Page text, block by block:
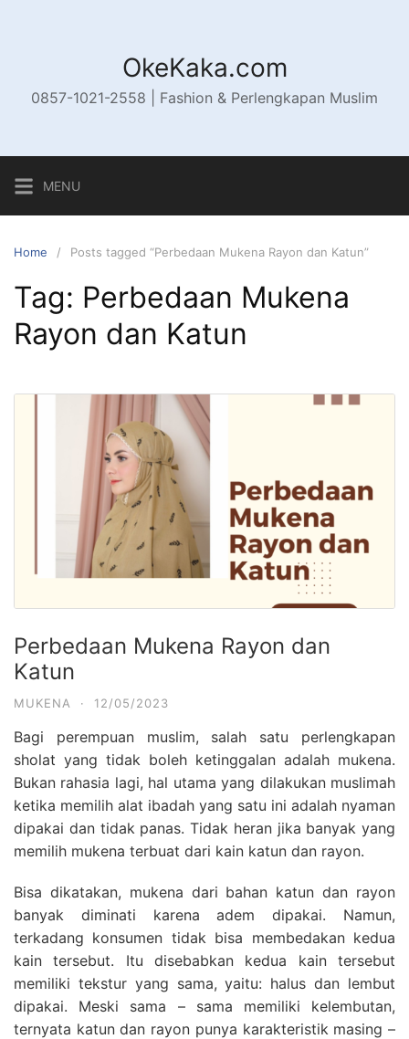
OkeKaka.com
0857-1021-2558 | Fashion & Perlengkapan Muslim
MENU
Home Posts tagged “Perbedaan Mukena Rayon dan Katun”
Tag: Perbedaan Mukena
Rayon dan Katun
Perbedaan Mukena Rayon dan
Katun
MUKENA · 12/05/2023
Bagi perempuan muslim, salah satu perlengkapan
sholat yang tidak boleh ketinggalan adalah mukena.
Bukan rahasia lagi, hal utama yang dilakukan muslimah
ketika memilih alat ibadah yang satu ini adalah nyaman
dipakai dan tidak panas. Tidak heran jika banyak yang
memilih mukena terbuat dari kain katun dan rayon.
Bisa dikatakan, mukena dari bahan katun dan rayon
banyak diminati karena adem dipakai. Namun,
terkadang konsumen tidak bisa membedakan kedua
kain tersebut. Itu disebabkan kedua kain tersebut
memiliki tekstur yang sama, yaitu: halus dan lembut
dipakai. Meski sama – sama memiliki kelembutan,
ternyata katun dan rayon punya karakteristik masing –